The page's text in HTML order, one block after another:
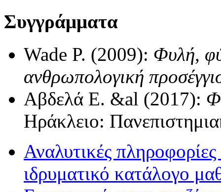
Συγγράμματα
Wade P. (2009): Φυλή,
ανθρωπολογική
Αβδελά Ε. &al (2017):
Ηράκλειο:
Αναλυτικές
ιδρυματικό κατάλογο